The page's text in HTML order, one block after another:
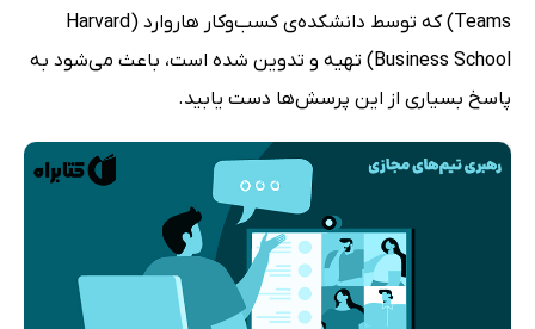
Teams) که توسط دانشکده‌ی کسب‌وکار هاروارد (Harvard
Business School) تهیه و تدوین شده است، باعث می‌شود به
پاسخ بسیاری از این پرسش‌ها دست یابید.